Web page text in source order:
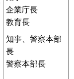
企業庁長
教育長
知事、警察本部
長
警察本部長